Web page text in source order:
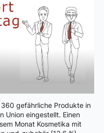
gefährliche Produkte in
Union eingestellt. Einen
Monat Kosmetika mit